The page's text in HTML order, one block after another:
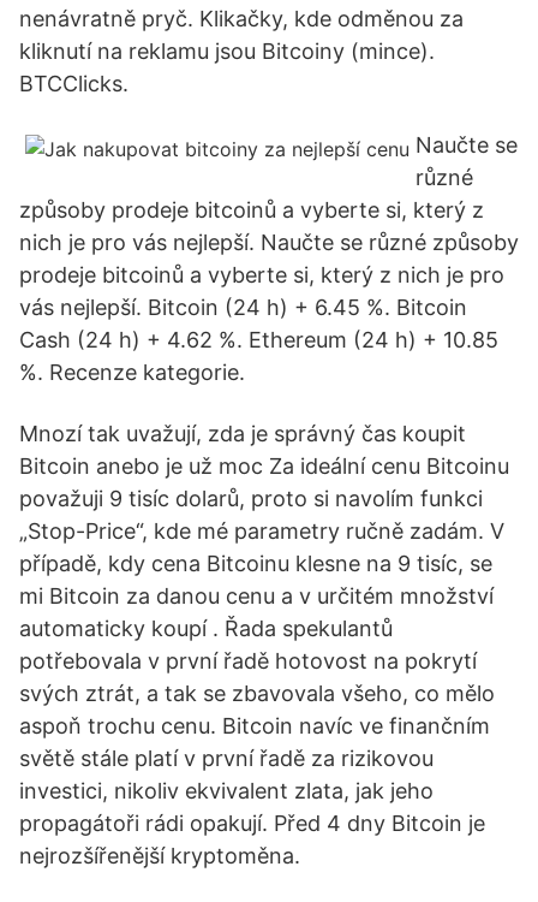
nenávratně pryč. Klikačky, kde odměnou za
kliknutí na reklamu jsou Bitcoiny (mince).
BTCClicks.
Naučte se
různé
způsoby prodeje bitcoinů a vyberte si, který z
nich je pro vás nejlepší. Naučte se různé způsoby
prodeje bitcoinů a vyberte si, který z nich je pro
vás nejlepší. Bitcoin (24 h) + 6.45 %. Bitcoin
Cash (24 h) + 4.62 %. Ethereum (24 h) + 10.85
%. Recenze kategorie.
Mnozí tak uvažují, zda je správný čas koupit
Bitcoin anebo je už moc Za ideální cenu Bitcoinu
považuji 9 tisíc dolarů, proto si navolím funkci
„Stop-Price“, kde mé parametry ručně zadám. V
případě, kdy cena Bitcoinu klesne na 9 tisíc, se
mi Bitcoin za danou cenu a v určitém množství
automaticky koupí . Řada spekulantů
potřebovala v první řadě hotovost na pokrytí
svých ztrát, a tak se zbavovala všeho, co mělo
aspoň trochu cenu. Bitcoin navíc ve finančním
světě stále platí v první řadě za rizikovou
investici, nikoliv ekvivalent zlata, jak jeho
propagátoři rádi opakují. Před 4 dny Bitcoin je
nejrozšířenější kryptoměna.